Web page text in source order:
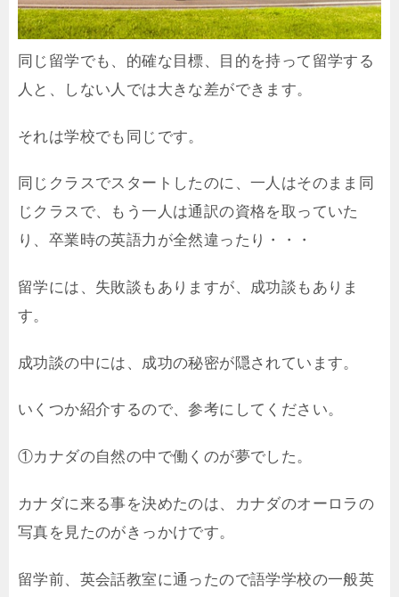
同じ留学でも、的確な目標、目的を持って留学する
人と、しない人では大きな差ができます。
それは学校でも同じです。
同じクラスでスタートしたのに、一人はそのまま同
じクラスで、もう一人は通訳の資格を取っていた
り、卒業時の英語力が全然違ったり・・・
留学には、失敗談もありますが、成功談もありま
す。
成功談の中には、成功の秘密が隠されています。
いくつか紹介するので、参考にしてください。
①カナダの自然の中で働くのが夢でした。
カナダに来る事を決めたのは、カナダのオーロラの
写真を見たのがきっかけです。
留学前、英会話教室に通ったので語学学校の一般英